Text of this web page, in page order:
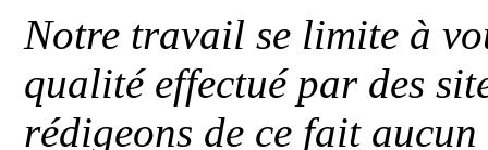
Notre travail se limite à
qualité effectué par des
rédigeons de ce fait